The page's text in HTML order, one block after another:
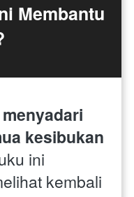
Membantu
kesibukan
ini
kembali